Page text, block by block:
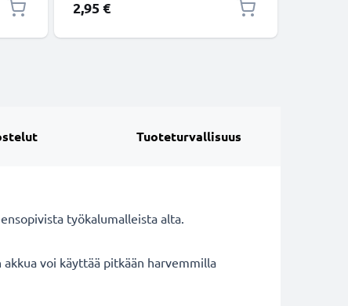
2,95 €
Tuoteturvallisuus
työkalumalleista alta.
voi käyttää pitkään harvemmilla